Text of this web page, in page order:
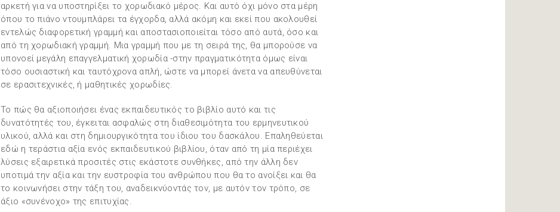
αρκετή για να υποστηρίξει το χορωδιακό μέρος. Και αυτό όχι μόνο στα μέρη
όπου το πιάνο ντουμπλάρει τα έγχορδα, αλλά ακόμη και εκεί που ακολουθεί
εντελώς διαφορετική γραμμή και αποστασιοποιείται τόσο από αυτά, όσο και
από τη χορωδιακή γραμμή. Μια γραμμή που με τη σειρά της, θα μπορούσε να
υπονοεί μεγάλη επαγγελματική χορωδία -στην πραγματικότητα όμως είναι
τόσο ουσιαστική και ταυτόχρονα απλή, ώστε να μπορεί άνετα να απευθύνεται
σε ερασιτεχνικές, ή μαθητικές χορωδίες.
Το πώς θα αξιοποιήσει ένας εκπαιδευτικός το βιβλίο αυτό και τις
δυνατότητές του, έγκειται ασφαλώς στη διαθεσιμότητα του ερμηνευτικού
υλικού, αλλά και στη δημιουργικότητα του ίδιου του δασκάλου. Επαληθεύεται
εδώ η τεράστια αξία ενός εκπαιδευτικού βιβλίου, όταν από τη μία περιέχει
λύσεις εξαιρετικά προσιτές στις εκάστοτε συνθήκες, από την άλλη δεν
υποτιμά την αξία και την ευστροφία του ανθρώπου που θα το ανοίξει και θα
το κοινωνήσει στην τάξη του, αναδεικνύοντάς τον, με αυτόν τον τρόπο, σε
άξιο «συνένοχο» της επιτυχίας.